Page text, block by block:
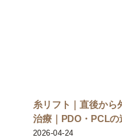
糸リフト｜直後から
治療｜PDO・PCLの
2026-04-24